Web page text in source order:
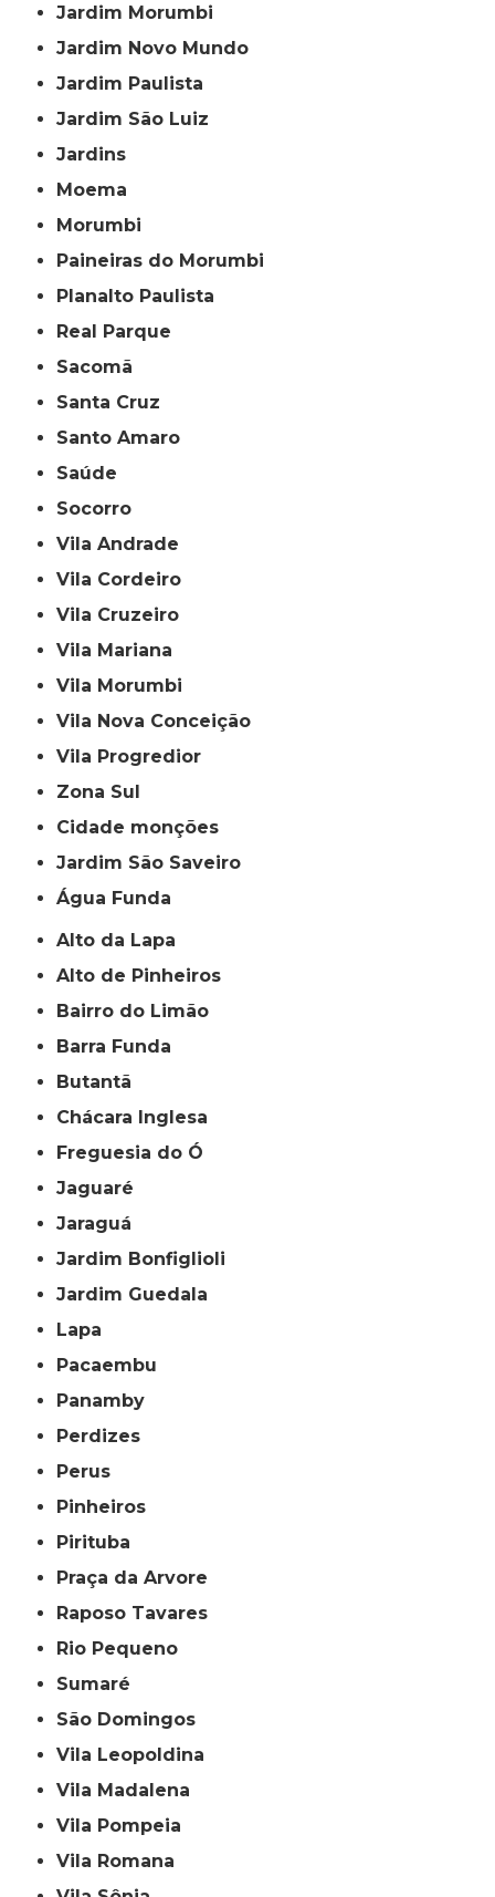
Jardim Morumbi
Jardim Novo Mundo
Jardim Paulista
Jardim São Luiz
Jardins
Moema
Morumbi
Paineiras do Morumbi
Planalto Paulista
Real Parque
Sacomã
Santa Cruz
Santo Amaro
Saúde
Socorro
Vila Andrade
Vila Cordeiro
Vila Cruzeiro
Vila Mariana
Vila Morumbi
Vila Nova Conceição
Vila Progredior
Zona Sul
cidade monções
jardim São Saveiro
Água Funda
Alto da Lapa
Alto de Pinheiros
Bairro do Limão
Barra Funda
Butantã
Chácara Inglesa
Freguesia do Ó
Jaguaré
Jaraguá
Jardim Bonfiglioli
Jardim Guedala
Lapa
Pacaembu
Panamby
Perdizes
Perus
Pinheiros
Pirituba
Praça da Arvore
Raposo Tavares
Rio Pequeno
Sumaré
São Domingos
Vila Leopoldina
Vila Madalena
Vila Pompeia
Vila Romana